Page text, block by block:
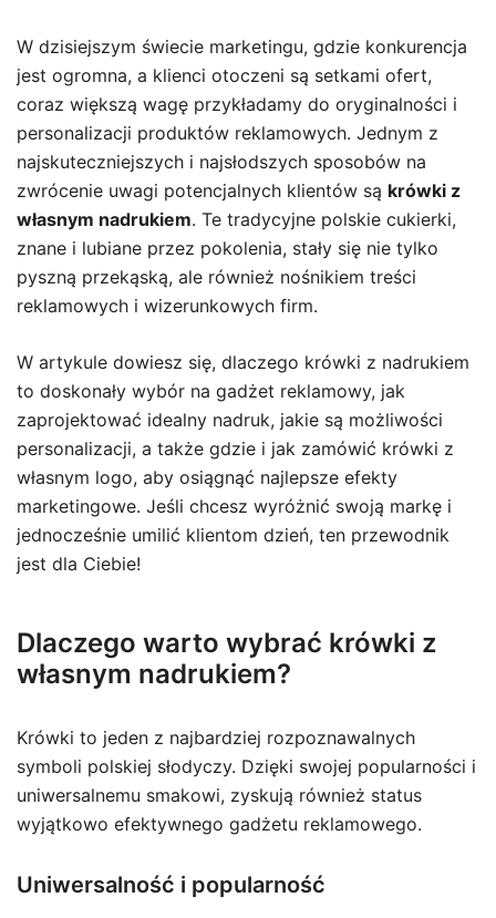
W dzisiejszym świecie marketingu, gdzie konkurencja
jest ogromna, a klienci otoczeni są setkami ofert,
coraz większą wagę przykładamy do oryginalności i
personalizacji produktów reklamowych. Jednym z
najskuteczniejszych i najsłodszych sposobów na
zwrócenie uwagi potencjalnych klientów są krówki z
własnym nadrukiem. Te tradycyjne polskie cukierki,
znane i lubiane przez pokolenia, stały się nie tylko
pyszną przekąską, ale również nośnikiem treści
reklamowych i wizerunkowych firm.
W artykule dowiesz się, dlaczego krówki z nadrukiem
to doskonały wybór na gadżet reklamowy, jak
zaprojektować idealny nadruk, jakie są możliwości
personalizacji, a także gdzie i jak zamówić krówki z
własnym logo, aby osiągnąć najlepsze efekty
marketingowe. Jeśli chcesz wyróżnić swoją markę i
jednocześnie umilić klientom dzień, ten przewodnik
jest dla Ciebie!
Dlaczego warto wybrać krówki z
własnym nadrukiem?
Krówki to jeden z najbardziej rozpoznawalnych
symboli polskiej słodyczy. Dzięki swojej popularności i
uniwersalnemu smakowi, zyskują również status
wyjątkowo efektywnego gadżetu reklamowego.
Uniwersalność i popularność